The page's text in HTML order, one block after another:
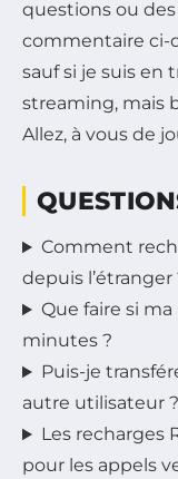
questions ou des
commentaire ci-
sauf si je suis en
streaming, mais
Allez, à vous de
Comment
depuis l’étranger
Que faire si ma
minutes ?
Puis-je
autre utilisateur ?
Les recharges
pour les appels